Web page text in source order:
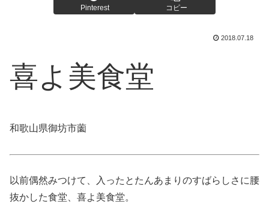
Pinterest コピー
2018.07.18
喜よ美食堂
和歌山県御坊市薗
以前偶然みつけて、入ったとたんあまりのすばらしさに腰
抜かした食堂、喜よ美食堂。